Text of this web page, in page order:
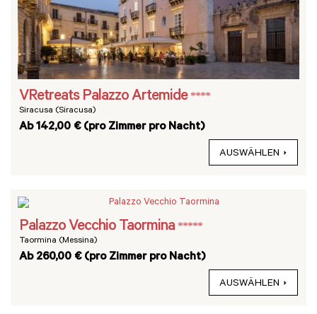
VRetreats Palazzo Artemide ****
Siracusa (Siracusa)
Ab 142,00 € (pro Zimmer pro Nacht)
AUSWÄHLEN
Palazzo Vecchio Taormina *****
Taormina (Messina)
Ab 260,00 € (pro Zimmer pro Nacht)
AUSWÄHLEN